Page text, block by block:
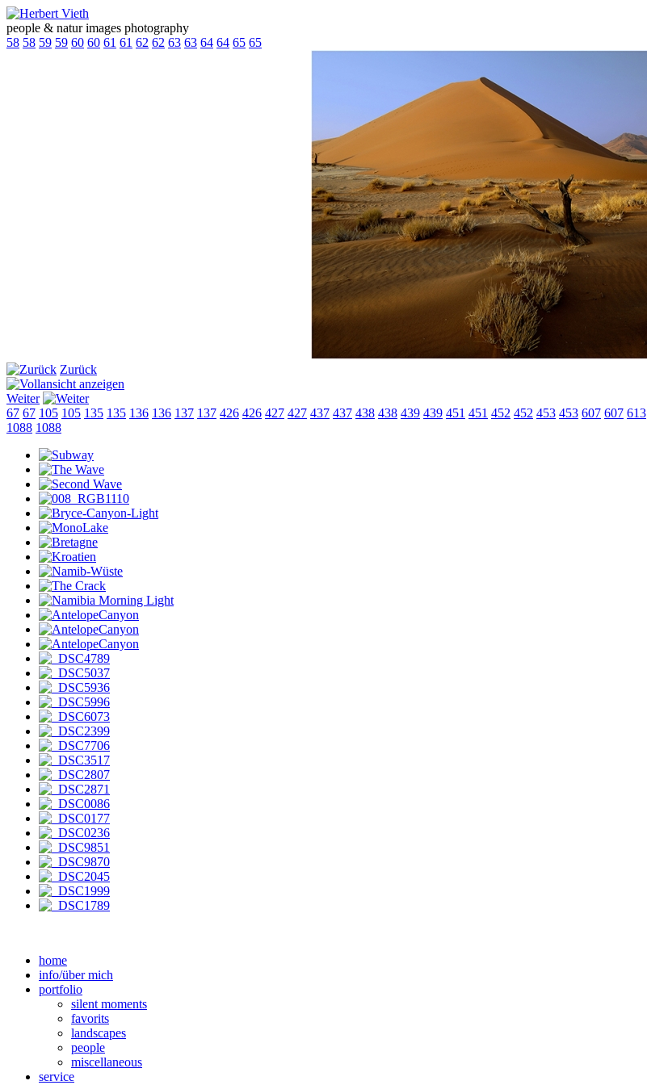
people & natur images photography
58 58 59 59 60 60 61 61 62 62 63 63 64 64 65 65
Zurück
Weiter
67 67 105 105 135 135 136 136 137 137 426 426 427 427 437 437 438 438 439 439 451 451 452 452 453 453 607 607 613
1088 1088
home
info/über mich
portfolio
silent moments
favorits
landscapes
people
miscellaneous
service